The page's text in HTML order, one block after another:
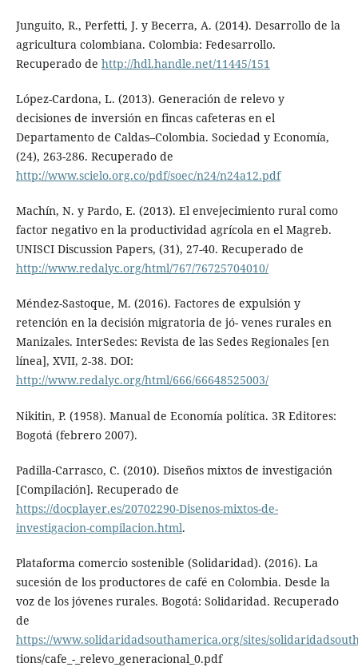
Junguito, R., Perfetti, J. y Becerra, A. (2014). Desarrollo de la
agricultura colombiana. Colombia: Fedesarrollo.
Recuperado de http://hdl.handle.net/11445/151
López-Cardona, L. (2013). Generación de relevo y
decisiones de inversión en fincas cafeteras en el
Departamento de Caldas–Colombia. Sociedad y Economía,
(24), 263-286. Recuperado de
http://www.scielo.org.co/pdf/soec/n24/n24a12.pdf
Machín, N. y Pardo, E. (2013). El envejecimiento rural como
factor negativo en la productividad agrícola en el Magreb.
UNISCI Discussion Papers, (31), 27-40. Recuperado de
http://www.redalyc.org/html/767/76725704010/
Méndez-Sastoque, M. (2016). Factores de expulsión y
retención en la decisión migratoria de jó- venes rurales en
Manizales. InterSedes: Revista de las Sedes Regionales [en
línea], XVII, 2-38. DOI:
http://www.redalyc.org/html/666/66648525003/
Nikitin, P. (1958). Manual de Economía política. 3R Editores:
Bogotá (febrero 2007).
Padilla-Carrasco, C. (2010). Diseños mixtos de investigación
[Compilación]. Recuperado de
https://docplayer.es/20702290-Disenos-mixtos-de-
investigacion-compilacion.html.
Plataforma comercio sostenible (Solidaridad). (2016). La
sucesión de los productores de café en Colombia. Desde la
voz de los jóvenes rurales. Bogotá: Solidaridad. Recuperado
de
https://www.solidaridadsouthamerica.org/sites/
tions/cafe_-_relevo_generacional_0.pdf